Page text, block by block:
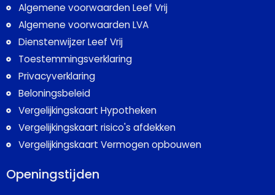
Algemene voorwaarden Leef Vrij
Algemene voorwaarden LVA
Dienstenwijzer Leef Vrij
Toestemmingsverklaring
Privacyverklaring
Beloningsbeleid
Vergelijkingskaart Hypotheken
Vergelijkingskaart risico's afdekken
Vergelijkingskaart Vermogen opbouwen
Openingstijden